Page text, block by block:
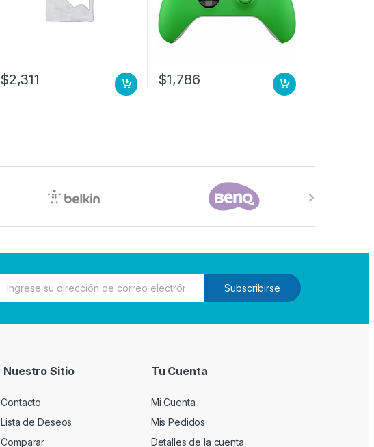
$2,311 $1,786
Subscribirse
Nuestro Sitio
Contacto
Lista de Deseos
Comparar
Tu Cuenta
Mi Cuenta
Mis Pedidos
Detalles de la cuenta